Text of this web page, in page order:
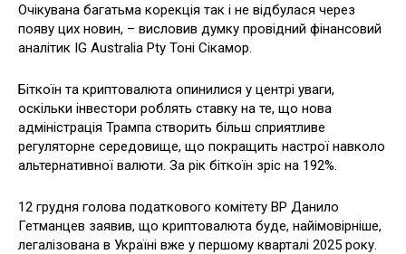
Очікувана багатьма корекція так і не відбулася через
появу цих новин, – висловив думку провідний фінансовий
аналітик IG Australia Pty Тоні Сікамор.
Біткоїн та криптовалюта опинилися у центрі уваги,
оскільки інвестори роблять ставку на те, що нова
адміністрація Трампа створить більш сприятливе
регуляторне середовище, що покращить настрої навколо
альтернативної валюти. За рік біткоїн зріс на 192%.
12 грудня голова податкового комітету ВР Данило
Гетманцев заявив, що криптовалюта буде, найімовірніше,
легалізована в Україні вже у першому кварталі 2025 року.